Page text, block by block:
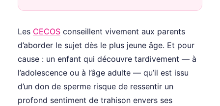
Les CECOS conseillent vivement aux parents
d’aborder le sujet dès le plus jeune âge. Et pour
cause : un enfant qui découvre tardivement — à
l’adolescence ou à l’âge adulte — qu’il est issu
d’un don de sperme risque de ressentir un
profond sentiment de trahison envers ses